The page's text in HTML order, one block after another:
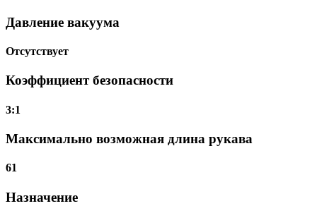
Давление вакуума
Отсутствует
Коэффициент безопасности
3:1
Максимально возможная длина рукава
61
Назначение